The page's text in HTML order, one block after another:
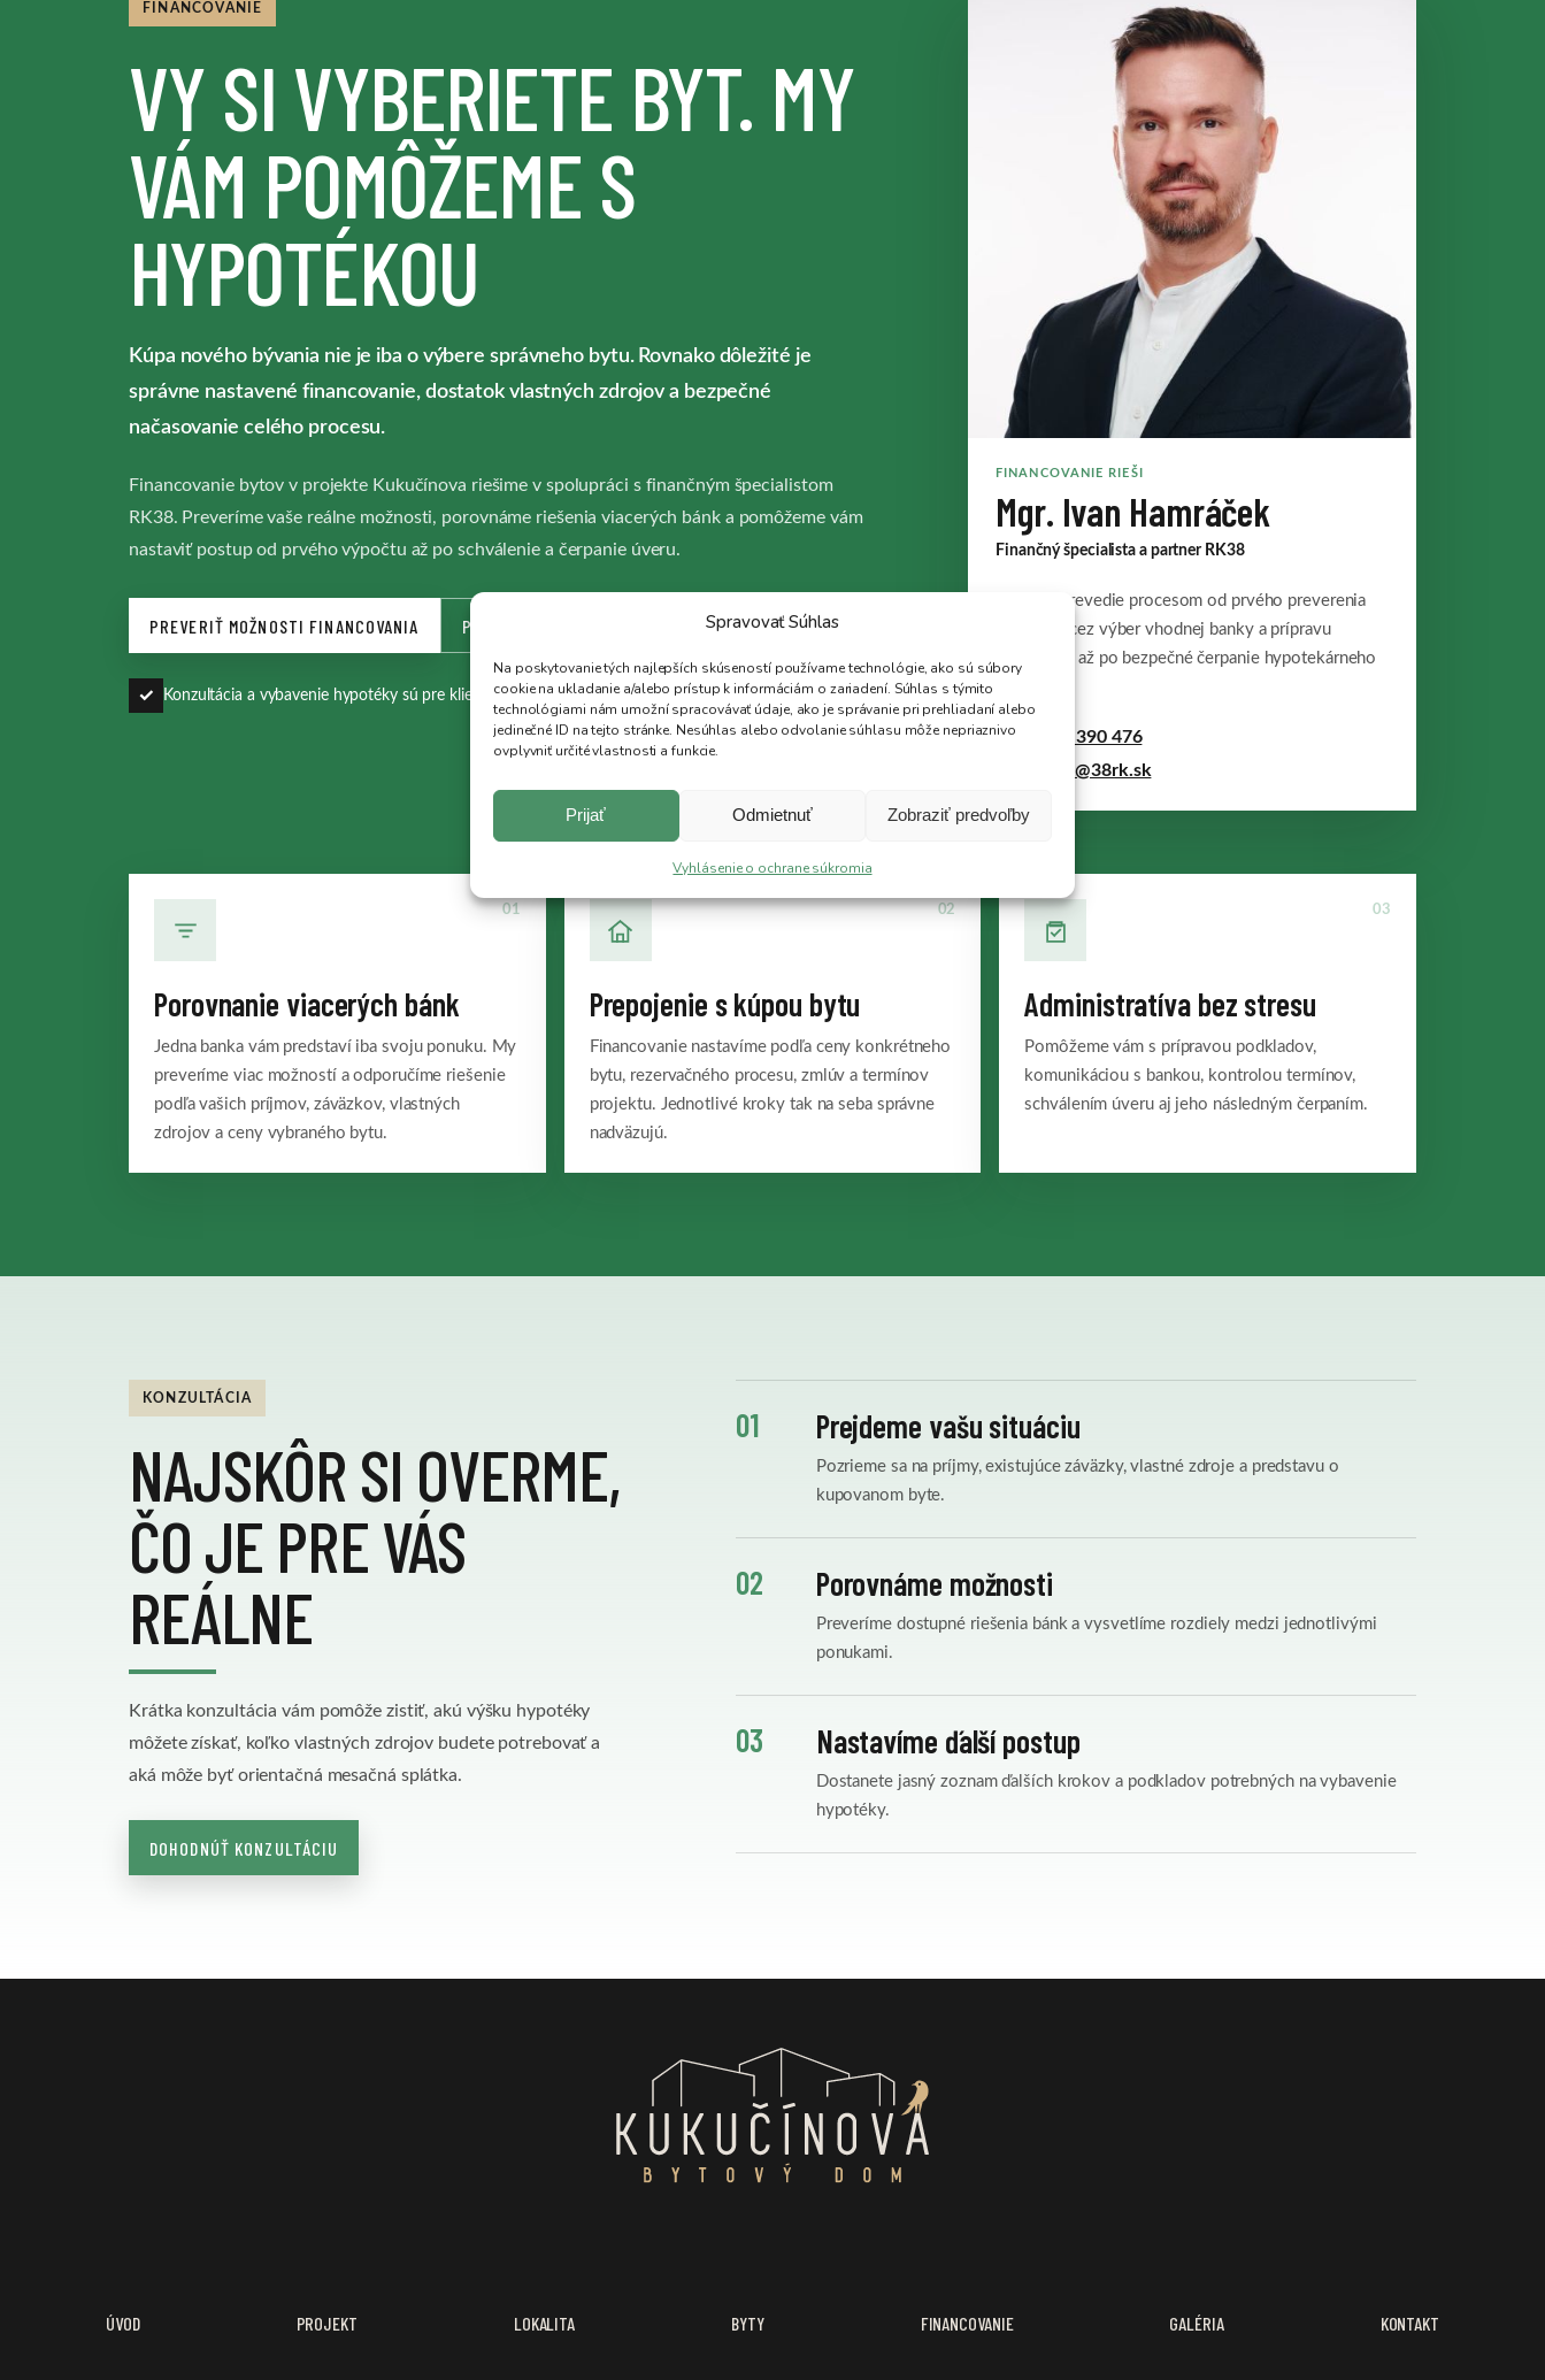
Spravovať Súhlas
Na poskytovanie tých najlepších skúseností používame technológie, ako sú súbory
cookie na ukladanie a/alebo prístup k informáciám o zariadení. Súhlas s týmito
technológiami nám umožní spracovávať údaje, ako je správanie pri prehliadaní alebo
jedinečné ID na tejto stránke. Nesúhlas alebo odvolanie súhlasu môže nepriaznivo
ovplyvniť určité vlastnosti a funkcie.
Prijať Odmietnuť Zobraziť predvoľby
Vyhlásenie o ochrane súkromia
FINANCOVANIE
VY SI VYBERIETE BYT. MY
VÁM POMÔŽEME S
HYPOTÉKOU
Kúpa nového bývania nie je iba o výbere správneho bytu. Rovnako dôležité je
správne nastavené financovanie, dostatok vlastných zdrojov a bezpečné
načasovanie celého procesu.
Financovanie bytov v projekte Kukučínova riešime v spolupráci s finančným špecialistom
RK38. Preveríme vaše reálne možnosti, porovnáme riešenia viacerých bánk a pomôžeme vám
nastaviť postup od prvého výpočtu až po schválenie a čerpanie úveru.
PREVERIŤ MOŽNOSTI FINANCOVANIA POZRIEŤ PONUKU BYTOV
✓ Konzultácia a vybavenie hypotéky sú pre klienta bez poplatku
FINANCOVANIE RIEŠI
Mgr. Ivan Hamráček
Finančný špecialista a partner RK38
Ivan vás prevedie procesom od prvého preverenia
možností cez výber vhodnej banky a prípravu
podkladov až po bezpečné čerpanie hypotekárneho
+421 948 390 476
hamracek@38rk.sk
01
Porovnanie viacerých bánk
Jedna banka vám predstaví iba svoju ponuku. My
preveríme viac možností a odporučíme riešenie
podľa vašich príjmov, záväzkov, vlastných
zdrojov a ceny vybraného bytu.
02
Prepojenie s kúpou bytu
Financovanie nastavíme podľa ceny konkrétneho
bytu, rezervačného procesu, zmlúv a termínov
projektu. Jednotlivé kroky tak na seba správne
nadväzujú.
03
Administratíva bez stresu
Pomôžeme vám s prípravou podkladov,
komunikáciou s bankou, kontrolou termínov,
schválením úveru aj jeho následným čerpaním.
KONZULTÁCIA
NAJSKÔR SI OVERME,
ČO JE PRE VÁS
REÁLNE
Krátka konzultácia vám pomôže zistiť, akú výšku hypotéky
môžete získať, koľko vlastných zdrojov budete potrebovať a
aká môže byť orientačná mesačná splátka.
DOHODNÚŤ KONZULTÁCIU
01 Prejdeme vašu situáciu
Pozrieme sa na príjmy, existujúce záväzky, vlastné zdroje a predstavu o
kupovanom byte.
02 Porovnáme možnosti
Preveríme dostupné riešenia bánk a vysvetlíme rozdiely medzi jednotlivými
ponukami.
03 Nastavíme ďalší postup
Dostanete jasný zoznam ďalších krokov a podkladov potrebných na vybavenie
hypotéky.
ÚVOD PROJEKT LOKALITA BYTY FINANCOVANIE GALÉRIA KONTAKT